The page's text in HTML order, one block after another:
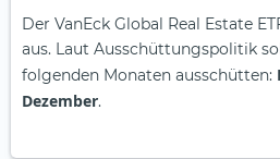
Der VanEck Global Real Estate
aus. Laut Ausschüttungspolitik
folgenden Monaten ausschütten:
Dezember.